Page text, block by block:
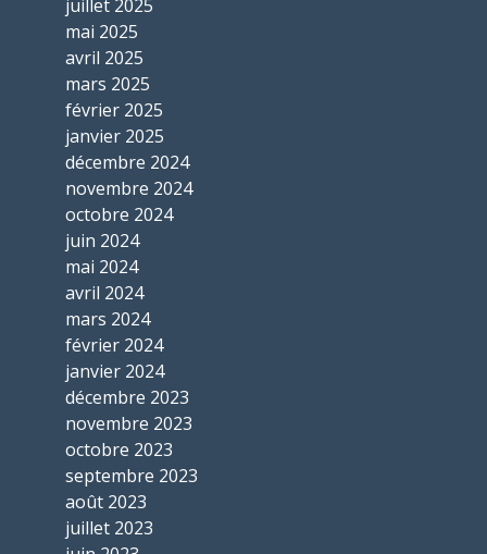
juillet 2025
mai 2025
avril 2025
mars 2025
février 2025
janvier 2025
décembre 2024
novembre 2024
octobre 2024
juin 2024
mai 2024
avril 2024
mars 2024
février 2024
janvier 2024
décembre 2023
novembre 2023
octobre 2023
septembre 2023
août 2023
juillet 2023